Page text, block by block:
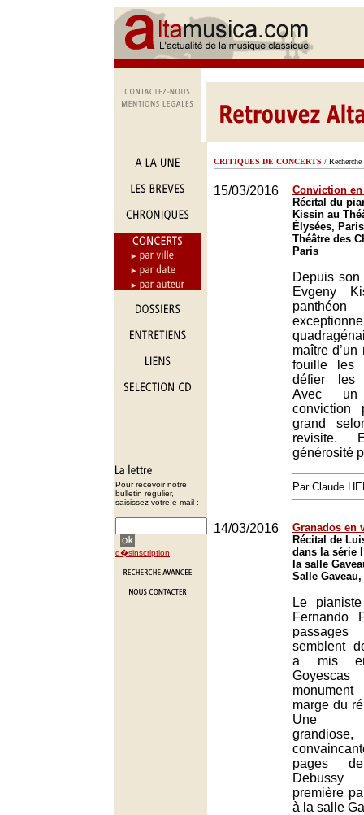
Pour recevoir notre
bulletin régulier,
saisissez votre e-mail :
d�sinscription
CRITIQUES DE CONCERTS / Recherche
15/03/2016
Conviction
Récital du
Kissin au
Élysées,
Théâtre des
Paris
Depuis
Evgeny
panthéon
maître
fouille les
défier les
Avec
conviction
grand
revisite.
générosité
Par Claude
14/03/2016
Granados en
Récital de
dans la série
la salle
Salle
Le
Fernando
semblent
a mis
marge du
Une
pages
première
à la salle